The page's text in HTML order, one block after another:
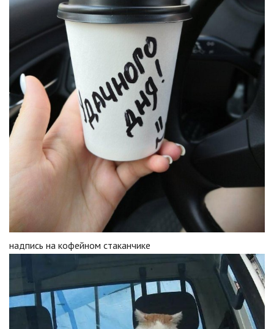
надпись на кофейном стаканчике